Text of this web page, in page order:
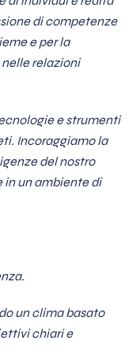
di competenze
e per la
relazioni
e strumenti
Incoraggiamo la
del nostro
in un ambiente di
un clima basato
chiari e